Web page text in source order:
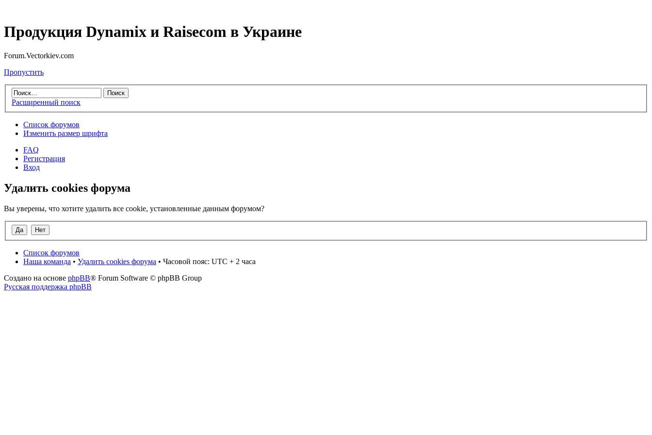
Продукция Dynamix и Raisecom в Украине
Forum.Vectorkiev.com
Пропустить
Расширенный поиск
Список форумов
Изменить размер шрифта
FAQ
Регистрация
Вход
Удалить cookies форума
Вы уверены, что хотите удалить все cookie, установленные данным форумом?
Список форумов
Наша команда • Удалить cookies форума • Часовой пояс: UTC + 2 часа
Создано на основе phpBB® Forum Software © phpBB Group
Русская поддержка phpBB